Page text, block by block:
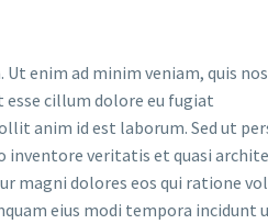
enim ad minim veniam, quis
cillum dolore eu fugiat
anim id est laborum. Sed ut
inventore veritatis et quasi
magni dolores eos qui ratione
eius modi tempora incidunt